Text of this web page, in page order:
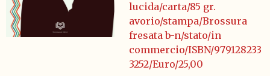
lucida/carta/85 gr.
avorio/stampa/Brossura
fresata b-n/stato/in
commercio/ISBN/979128233
3252/Euro/25,00